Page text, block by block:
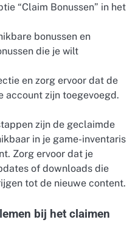
“Claim Bonussen” in het
bonussen en
die je wilt
en zorg ervoor dat de
account zijn toegevoegd.
zijn de geclaimde
in je game-inventaris
Zorg ervoor dat je
of downloads die
tot de nieuwe content.
bij het claimen